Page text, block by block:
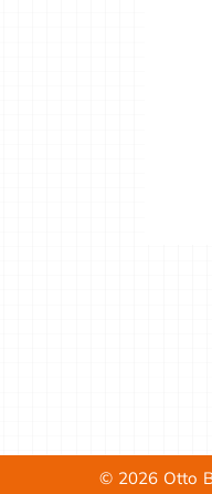
© 2026 Otto